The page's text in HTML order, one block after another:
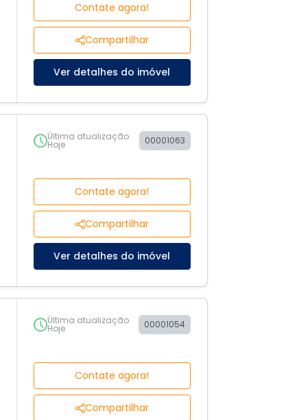
Contate agora!
Compartilhar
Ver detalhes do imóvel
Última atualização
Hoje 00001063
Contate agora!
Compartilhar
Ver detalhes do imóvel
Última atualização
Hoje 00001054
Contate agora!
Compartilhar